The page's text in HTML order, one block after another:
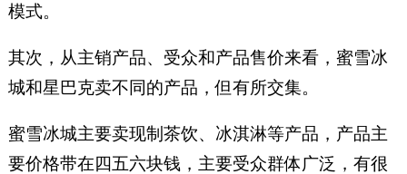
模式。
其次，从主销产品、受众和产品售价来看，蜜雪冰
城和星巴克卖不同的产品，但有所交集。
蜜雪冰城主要卖现制茶饮、冰淇淋等产品，产品主
要价格带在四五六块钱，主要受众群体广泛，有很